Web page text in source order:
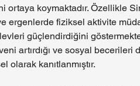
ortaya koymaktadır. Özellikle
ergenlerde fiziksel aktivite
güçlendirdiğini
artırdığı ve sosyal
olarak kanıtlanmıştır.